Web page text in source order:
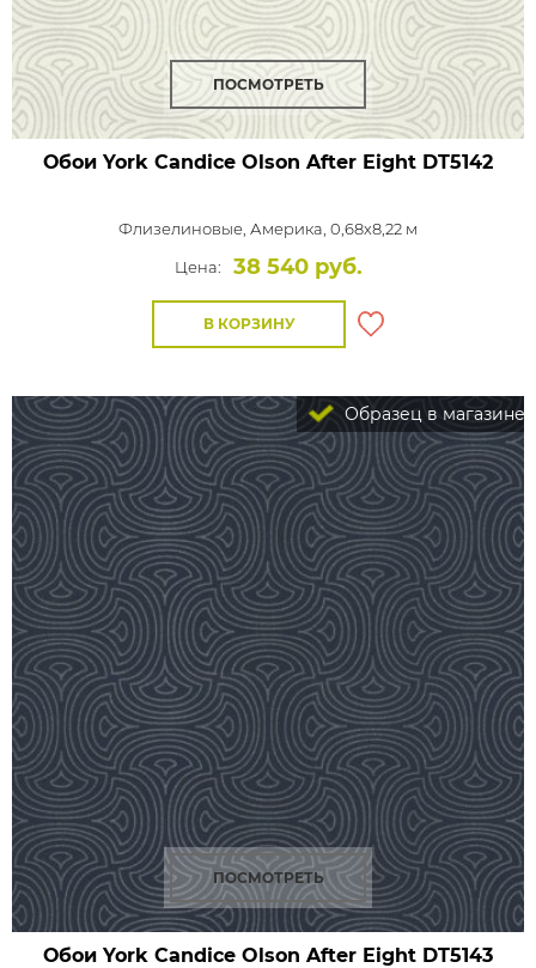
ПОСМОТРЕТЬ
Обои York Candice Olson After Eight DT5142
Флизелиновые, Америка, 0,68x8,22 м
Цена:
38 540 руб.
В КОРЗИНУ
Образец в магазине
ПОСМОТРЕТЬ
Обои York Candice Olson After Eight DT5143